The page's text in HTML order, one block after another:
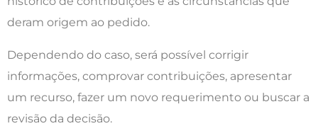
deram origem ao pedido.
Dependendo do caso, será possível corrigir
informações, comprovar contribuições, apresentar
um recurso, fazer um novo requerimento ou buscar a
revisão da decisão.